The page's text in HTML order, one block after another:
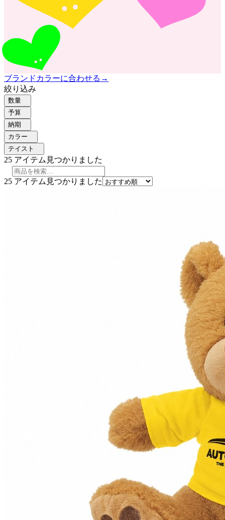
ブランドカラーに合わせる →
絞り込み
数量
予算
納期
カラー
テイスト
25 アイテム見つかりました
25 アイテム見つかりました